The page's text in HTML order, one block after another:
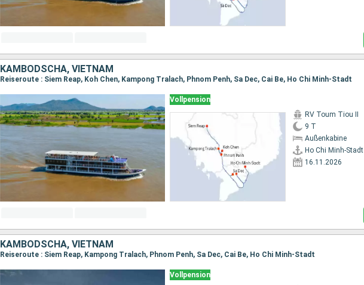
KAMBODSCHA, VIETNAM
Reiseroute : Siem Reap, Koh Chen, Kampong Tralach, Phnom Penh, Sa Dec, Cai Be, Ho Chi Minh-Stadt
Vollpension
RV Toum Tiou II
9 T
Außenkabine
Ho Chi Minh-Stadt
16.11.2026
KAMBODSCHA, VIETNAM
Reiseroute : Siem Reap, Kampong Tralach, Phnom Penh, Sa Dec, Cai Be, Ho Chi Minh-Stadt
Vollpension